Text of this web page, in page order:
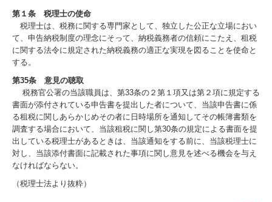
応募フォーム
お問い合せ
第１条 税理士の使命
税理士は、税務に関する専門家として、独立した公正な立場におい
て、申告納税制度の理念にそって、納税義務者の信頼にこたえ、租税
に関する法令に規定された納税義務の適正な実現を図ることを使命と
する。
第35条 意見の聴取
税務官公署の当該職員は、第33条の２第１項又は第２項に規定する
書面が添付されている申告書を提出した者について、当該申告書に係
る租税に関しあらかじめその者に日時場所を通知してその帳簿書類を
調査する場合において、当該租税に関し第30条の規定による書面を提
出している税理士があるときは、当該通知をする前に、当該税理士に
対し、当該添付書面に記載された事項に関し意見を述べる機会を与え
なければならない。
（税理士法より抜粋）